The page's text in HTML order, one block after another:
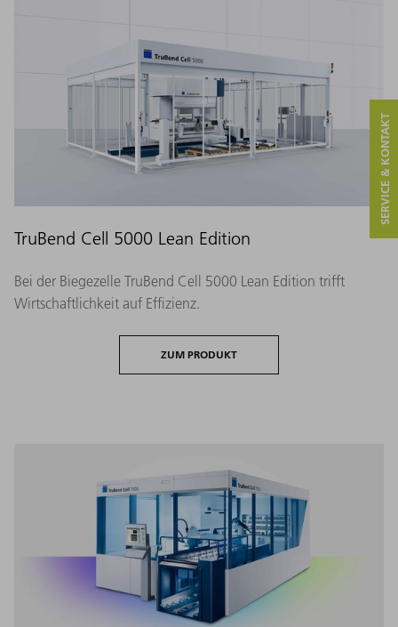
TruBend Cell 5000 Lean Edition
Bei der Biegezelle TruBend Cell 5000 Lean Edition trifft
Wirtschaftlichkeit auf Effizienz.
ZUM PRODUKT
SERVICE & KONTAKT